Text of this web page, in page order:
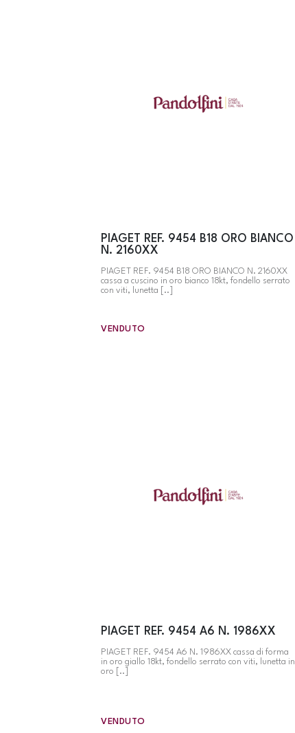
PIAGET REF. 9454 B18 ORO BIANCO
N. 2160XX
PIAGET REF. 9454 B18 ORO BIANCO N. 2160XX
cassa a cuscino in oro bianco 18kt, fondello serrato
con viti, lunetta [..]
VENDUTO
PIAGET REF. 9454 A6 N. 1986XX
PIAGET REF. 9454 A6 N. 1986XX cassa di forma
in oro giallo 18kt, fondello serrato con viti, lunetta in
oro [..]
VENDUTO